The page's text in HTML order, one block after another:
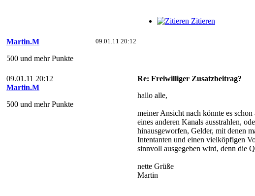
Zitieren
09.01.11 20:12
Martin.M
500 und mehr Punkte
09.01.11 20:12
Martin.M
500 und mehr Punkte
Re: Freiwilliger Zusatzbeitrag?
hallo alle,
meiner Ansicht nach könnte es
eines anderen Kanals ausstrahlen,
hinausgeworfen, Gelder, mit denen
Intentanten und einen vielköpfigen
sinnvoll ausgegeben wird, denn die
nette Grüße
Martin